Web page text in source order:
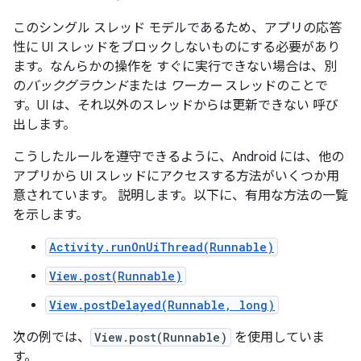
このシングル スレッド モデルであるため、アプリの応答
性に UI スレッドをブロックしないものにする必要があり
ます。なんらかの操作を すぐに実行できない場合は、別
のバックグラウンドまたは ワーカー スレッドのことで
す。UI は、それ以外のスレッドからは更新できない 呼び
出します。
こうしたルールを遵守できるように、Android には、他の
アプリから UI スレッドにアクセスする方法がいくつか用
意されています。 説明します。以下に、有用な方法の一覧
を示します。
Activity.runOnUiThread(Runnable)
View.post(Runnable)
View.postDelayed(Runnable, long)
次の例では、 View.post(Runnable)
を使用していま
す。